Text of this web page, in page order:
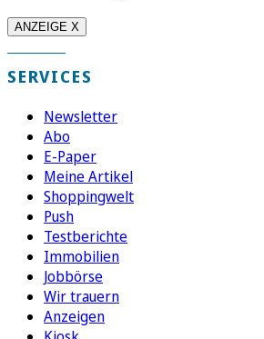
ANZEIGE X
SERVICES
Newsletter
Abo
E-Paper
Meine Artikel
Shoppingwelt
Push
Testberichte
Immobilien
Jobbörse
Wir trauern
Anzeigen